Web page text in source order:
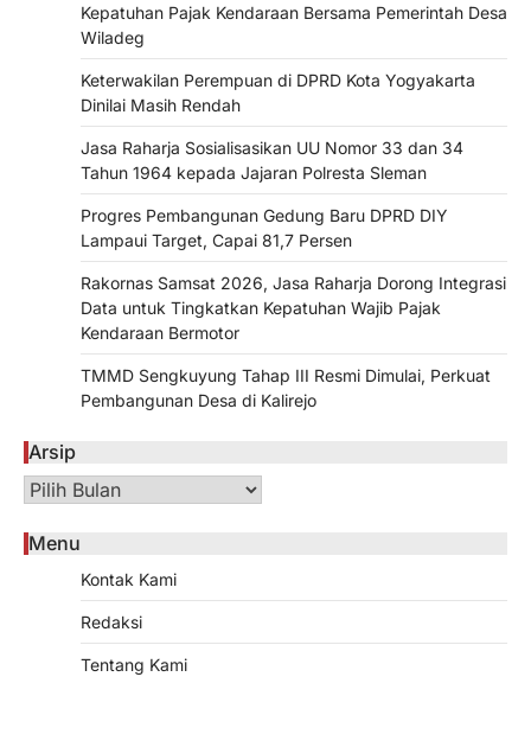
Kepatuhan Pajak Kendaraan Bersama Pemerintah Desa
Wiladeg
Keterwakilan Perempuan di DPRD Kota Yogyakarta
Dinilai Masih Rendah
Jasa Raharja Sosialisasikan UU Nomor 33 dan 34
Tahun 1964 kepada Jajaran Polresta Sleman
Progres Pembangunan Gedung Baru DPRD DIY
Lampaui Target, Capai 81,7 Persen
Rakornas Samsat 2026, Jasa Raharja Dorong Integrasi
Data untuk Tingkatkan Kepatuhan Wajib Pajak
Kendaraan Bermotor
TMMD Sengkuyung Tahap III Resmi Dimulai, Perkuat
Pembangunan Desa di Kalirejo
Arsip
Arsip
Menu
Kontak Kami
Redaksi
Tentang Kami